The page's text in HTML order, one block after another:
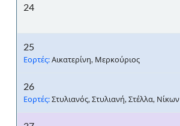
24
25
Εορτές:Αικατερίνη, Μερκούριος
26
Εορτές:Στυλιανός, Στυλιανή, Στέλλα, Νίκων